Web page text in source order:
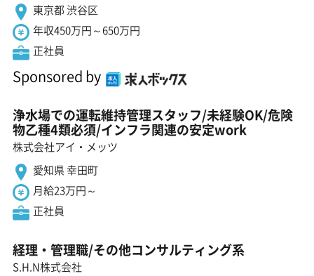
東京都 渋谷区
年収450万円～650万円
正社員
Sponsored by
浄水場での運転維持管理スタッフ/未経験OK/危険
物乙種4類必須/インフラ関連の安定work
株式会社アイ・メッツ
愛知県 幸田町
月給23万円～
正社員
経理・管理職/その他コンサルティング系
S.H.N株式会社